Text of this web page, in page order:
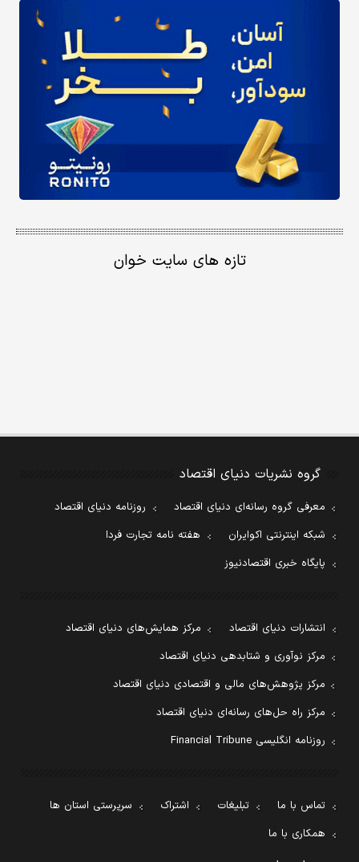
تازه های سایت خوان
گروه نشریات دنیای اقتصاد
معرفی گروه رسانه‌ای دنیای اقتصاد
روزنامه دنیای اقتصاد
شبکه اینترنتی اکوایران
هفته نامه تجارت فردا
پایگاه خبری اقتصادنیوز
انتشارات دنیای اقتصاد
مرکز همایش‌های دنیای اقتصاد
مرکز نوآوری و شتابدهی دنیای اقتصاد
مرکز پژوهش‌های مالی و اقتصادی دنیای اقتصاد
مرکز راه حل‌های رسانه‌ای دنیای اقتصاد
روزنامه انگلیسی Financial Tribune
تماس با ما تبلیغات اشتراک
سرپرستی استان ها
همکاری با ما